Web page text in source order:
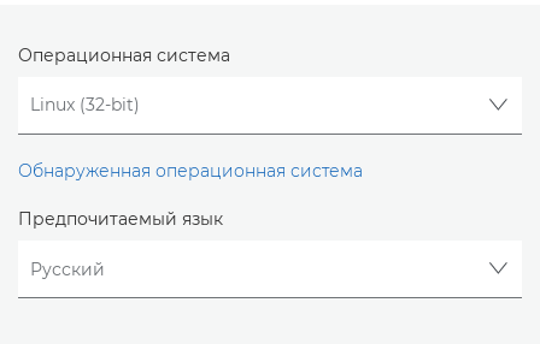
Операционная система
Обнаруженная операционная система
Предпочитаемый язык